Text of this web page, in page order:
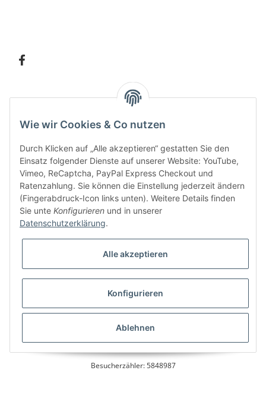
Bitte senden Sie mir entsprechend IhrerDatenschutzerklärungregelmäßig und
jederzeit widerruflich Informationen zu Ihrem Produktsortiment per E-Mail zu.
* Alle Preise inkl. gesetzlicher USt., zzgl.
Besucherzähler: 5848987
Wie wir Cookies & Co nutzen
Durch Klicken auf „Alle akzeptieren“ gestatten Sie den
Einsatz folgender Dienste auf unserer Website: YouTube,
Vimeo, ReCaptcha, PayPal Express Checkout und
Ratenzahlung. Sie können die Einstellung jederzeit ändern
(Fingerabdruck-Icon links unten). Weitere Details finden
Sie unte Konfigurieren und in unserer
Datenschutzerklärung.
Alle akzeptieren
Konfigurieren
Ablehnen